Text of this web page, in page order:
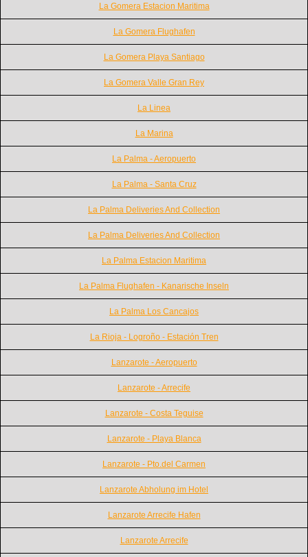
La Gomera Estacion Maritima
La Gomera Flughafen
La Gomera Playa Santiago
La Gomera Valle Gran Rey
La Linea
La Marina
La Palma - Aeropuerto
La Palma - Santa Cruz
La Palma Deliveries And Collection
La Palma Deliveries And Collection
La Palma Estacion Maritima
La Palma Flughafen - Kanarische Inseln
La Palma Los Cancajos
La Rioja - Logroño - Estación Tren
Lanzarote - Aeropuerto
Lanzarote - Arrecife
Lanzarote - Costa Teguise
Lanzarote - Playa Blanca
Lanzarote - Pto.del Carmen
Lanzarote Abholung im Hotel
Lanzarote Arrecife Hafen
Lanzarote Arrecife